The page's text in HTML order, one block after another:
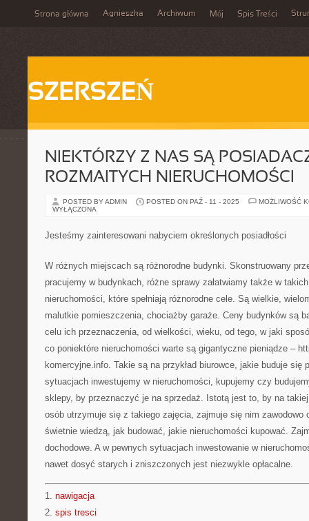
Strona główna Agnieszka Archiwum Mój Spis Treści
SZERSZEŃ
NIEKTÓRZY Z NAS SĄ
ROZMAITYCH NIERUCHOMOŚCI
POSTED BY ADMIN POSTED ON PAŹ - 11 - 2025
MOŻLIWOŚĆ
WYŁĄCZONA
Jesteśmy zainteresowani nabyciem określonych posiadłości
W różnych miejscach są różnorodne budynki. Skonstruowany
pracujemy w budynkach, różne sprawy załatwiamy także w
nieruchomości, które spełniają różnorodne cele. Są wielkie,
malutkie pomieszczenia, chociażby garaże. Ceny budynków są
celu ich przeznaczenia, od wielkości, wieku, od tego, w jaki
co poniektóre nieruchomości warte są gigantyczne pieniądze –
komercyjne.info. Takie są na przykład biurowce, jakie buduje się
sytuacjach inwestujemy w nieruchomości, kupujemy czy
sklepy, by przeznaczyć je na sprzedaż. Istotą jest to, by na
osób utrzymuje się z takiego zajęcia, zajmuje się nim zawodowo
świetnie wiedzą, jak budować, jakie nieruchomości kupować.
dochodowe. A w pewnych sytuacjach inwestowanie w
nawet dosyć starych i zniszczonych jest niezwykle opłacalne.
1. nawigacja
2. spis tresci